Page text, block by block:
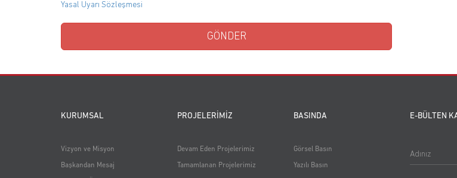
Yasal Uyarı Sözleşmesi
KURUMSAL
Vizyon ve Misyon
Başkandan Mesaj
PROJELERİMİZ
Devam Eden Projelerimiz
Tamamlanan Projelerimiz
BASINDA
Görsel Basın
Yazılı Basın
E-BÜLTEN
Adınız